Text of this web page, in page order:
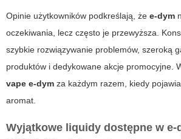
Opinie użytkowników podkreślają, że e-dym
oczekiwania, lecz często je przewyższa.
szybkie rozwiązywanie problemów, szeroką
produktów i dedykowane akcje promocyjne.
vape e-dym za każdym razem, kiedy
aromat.
Wyjątkowe liquidy dostępne w e-